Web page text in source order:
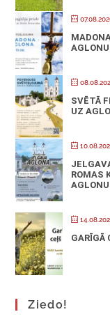
AGLONU
SVĒTĀ
UZ
ROMAS
AGLONU
GARĪGĀ
Ziedo!